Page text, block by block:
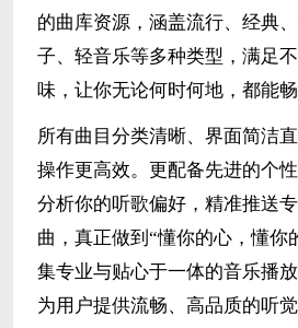
的曲库资源，涵盖流行、经典
子、轻音乐等多种类型，满足
味，让你无论何时何地，都能畅
所有曲目分类清晰、界面简洁
操作更高效。更配备先进的个
分析你的听歌偏好，精准推送
曲，真正做到“懂你的心，懂你
集专业与贴心于一体的音乐播
为用户提供流畅、高品质的听